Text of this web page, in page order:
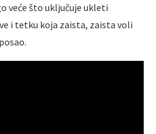
veće što uključuje ukleti
i tetku koja zaista, zaista voli